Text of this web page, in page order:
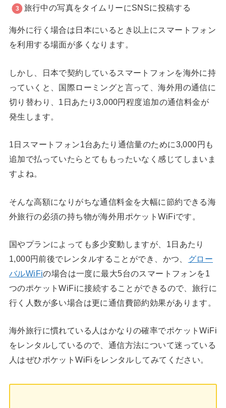
旅行中の写真をタイムリーにSNSに投稿する
海外に行く場合は日本にいるとき以上にスマートフォン
を利用する場面が多くなります。
しかし、日本で契約しているスマートフォンを海外に持
っていくと、国際ローミングと言って、海外用の通信に
切り替わり、1日あたり3,000円程度追加の通信料金が
発生します。
1日スマートフォン1台あたり通信量のために3,000円も
追加で払っていたらとてももったいなく感じてしまいま
すよね。
そんな高額になりがちな通信料金を大幅に節約できる海
外旅行の必須の持ち物が海外用ポケットWiFiです。
国やプランによっても多少変動しますが、1日あたり
1,000円前後でレンタルすることができ、かつ、
グロー
バルWiFiの場合は一度に最大5台のスマートフォンを1
つのポケットWiFiに接続することができるので、旅行に
行く人数が多い場合は更に通信費節約効果があります。
海外旅行に慣れている人はかなりの確率でポケットWiFi
をレンタルしているので、通信方法について迷っている
人はぜひポケットWiFiをレンタルしてみてください。